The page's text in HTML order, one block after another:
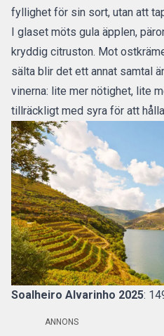
fyllighet för sin sort, utan att
I glaset möts gula äpplen,
kryddig citruston. Mot
sälta blir det ett annat samtal
vinerna: lite mer nötighet, lite
tillräckligt med syra för att
Soalheiro Alvarinho 2025:
ANNONS